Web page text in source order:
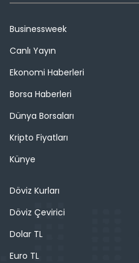
Businessweek
Canlı Yayın
Ekonomi Haberleri
Borsa Haberleri
Dünya Borsaları
Kripto Fiyatları
Künye
Döviz Kurları
Döviz Çevirici
Dolar TL
Euro TL